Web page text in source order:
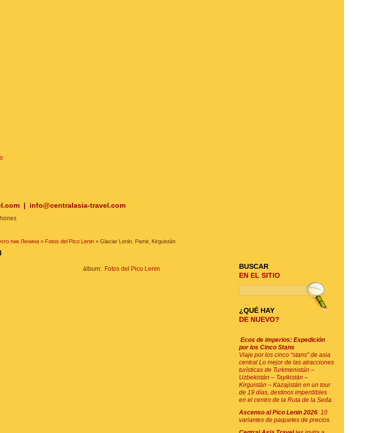
| info@centralasia-travel.com
пик Ленина » Fotos del Pico Lenin » Glaciar Lenin. Pamir, Kirguistán
álbum: Fotos del Pico Lenin
BUSCAR
EN EL SITIO
¿QUÉ HAY
DE NUEVO?
Ecos de imperios: Expedición
por los Cinco Stans
Viaje por los cinco “stans” de asia
central Lo mejor de las atracciones
turísticas de Turkmenistán –
Uzbekistán – Tayikistán –
Kirguistán – Kazajistán en un tour
de 19 días, destinos imperdibles
en el centro de la Ruta de la Seda.
Ascenso al Pico Lenin 2026: 10
variantes de paquetes de precios